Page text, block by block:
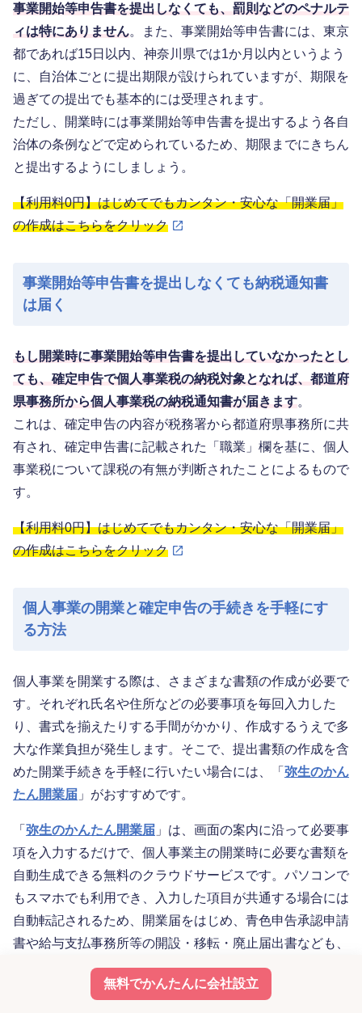
無料でかんたんに会社設立
事業開始等申告書を提出しなくても、罰則などのペナルテ
ィは特にありません。また、事業開始等申告書には、東京
都であれば15日以内、神奈川県では1か月以内というよう
に、自治体ごとに提出期限が設けられていますが、期限を
過ぎての提出でも基本的には受理されます。
ただし、開業時には事業開始等申告書を提出するよう各自
治体の条例などで定められているため、期限までにきちん
と提出するようにしましょう。
【利用料0円】はじめてでもカンタン・安心な「開業届」
の作成はこちらをクリック
事業開始等申告書を提出しなくても納税通知書
は届く
もし開業時に事業開始等申告書を提出していなかったとし
ても、確定申告で個人事業税の納税対象となれば、都道府
県事務所から個人事業税の納税通知書が届きます。
これは、確定申告の内容が税務署から都道府県事務所に共
有され、確定申告書に記載された「職業」欄を基に、個人
事業税について課税の有無が判断されたことによるもので
す。
【利用料0円】はじめてでもカンタン・安心な「開業届」
の作成はこちらをクリック
個人事業の開業と確定申告の手続きを手軽にす
る方法
個人事業を開業する際は、さまざまな書類の作成が必要で
す。それぞれ氏名や住所などの必要事項を毎回入力した
り、書式を揃えたりする手間がかかり、作成するうえで多
大な作業負担が発生します。そこで、提出書類の作成を含
めた開業手続きを手軽に行いたい場合には、「 弥生のかん
たん開業届 」がおすすめです。
「 弥生のかんたん開業届 」は、画面の案内に沿って必要事
項を入力するだけで、個人事業主の開業時に必要な書類を
自動生成できる無料のクラウドサービスです。パソコンで
もスマホでも利用でき、入力した項目が共通する場合には
自動転記されるため、開業届をはじめ、青色申告承認申請
書や給与支払事務所等の開設・移転・廃止届出書なども、
スムーズに作成することができます。
また、開業後は、日々の帳簿付けや毎年の確定申告が必要